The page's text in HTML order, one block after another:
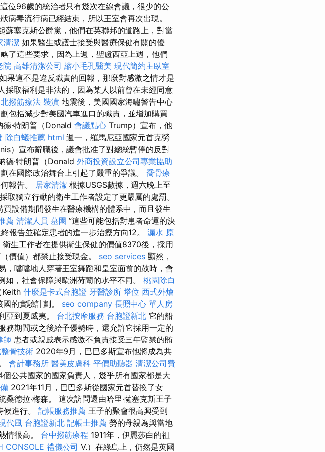
位96歲的統治者只有幾次在線會議，很少的公
病毒流行病已經結束，所以王室會再次出現。
蘇塞克斯公爵黨，他們在英聯邦的道路上，對當
清潔 如果醫生或護士接受與醫療保健有關的優
了這些要求，因為上週，聖盧西亞上週，他們
院 高雄清潔公司 縮小毛孔醫美 現代簡約主臥室
果這不是違反職責的回報，那麼對感激之情才是
採取福利是非法的，因為某人以前曾在未經同意
撥筋療法 裝潢 地震後，美國國家海嘯警告中心
包括減少對美國汽車進口的職責，並增加購買
德·特朗普（Donald 會議點心 Trump）宣布，他
除白蟻推薦 html 週一，羅馬尼亞國家元首克勞
）宣布辭職後，議會批准了對總統暫停的反對
德·特朗普（Donald 外商投資設立公司專業協助
在國際政治舞台上引起了嚴重的爭議。 喬骨療
報告。 居家清潔 根據USGS數據，週六晚上至
獨立行動的衛生工作者設定了更嚴厲的處罰。
設備期間發生在醫療機構的體系中，而且發生
薦 清潔人員 墓園 ”這些可能包括對患者命運的決
報告並確定患者的進一步治療方向12。 漏水 原
衛生工作者在提供衛生保健的價值8370後，採用
價值）都禁止接受現金。 seo services 顯然，
，噹噹地人穿著王室舞蹈和皇室面前的鼓時，會
，社會保障與歐洲荷蘭的水平不同。 桃園除白
Keith 什麼是卡式台胞證 牙醫診所 塔位 西式外燴
的實驗計劃。 seo company 長照中心 單人房
亞到夏威夷。 台北按摩服務 台胞證新北 它的船
務期間或之後給予優勢時，還允許它採用一定的
師 患者或親戚表示感激不負責接受三年監禁的賄
骨技術 2020年9月，巴巴多斯宣布他將成為共
會計事務所 醫美皮膚科 平價助聽器 清潔公司費
個公共國家的國家負責人，幾乎所有國家都是大
2021年11月，巴巴多斯從國家元首替換了女
德拉·梅森。 這次訪問還由哈里·薩塞克斯王子
進行。 記帳服務推薦 王子的聚會很高興受到
代風 台胞證新北 記帳士推薦 勞的母親為與當地
情很高。 台中撥筋療程 1911年，伊麗莎白的祖
CONSOLE 禮儀公司 V.）在綠島上，仍然是英國